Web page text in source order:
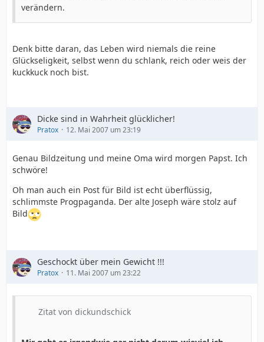
verändern.
Denk bitte daran, das Leben wird niemals die reine
Glückseligkeit, selbst wenn du schlank, reich oder weis der
kuckkuck noch bist.
Dicke sind in Wahrheit glücklicher!
Pratox 12. Mai 2007 um 23:19
Genau Bildzeitung und meine Oma wird morgen Papst. Ich
schwöre!
Oh man auch ein Post für Bild ist echt überflüssig,
schlimmste Progpaganda. Der alte Joseph wäre stolz auf
Bild
Geschockt über mein Gewicht !!!
Pratox 11. Mai 2007 um 23:22
Zitat von dickundschick